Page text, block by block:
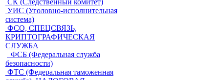
СК (Следственный комитет)
УИС (Уголовно-исполнительная
система)
ФСО, СПЕЦСВЯЗЬ,
КРИПТОГРАФИЧЕСКАЯ
СЛУЖБА
ФСБ (Федеральная служба
безопасности)
ФТС (Федеральная таможенная